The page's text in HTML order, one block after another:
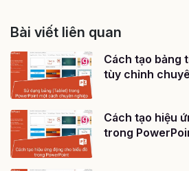
Bài viết liên quan
Cách tạo bảng
tùy chỉnh
Cách tạo hiệu
trong